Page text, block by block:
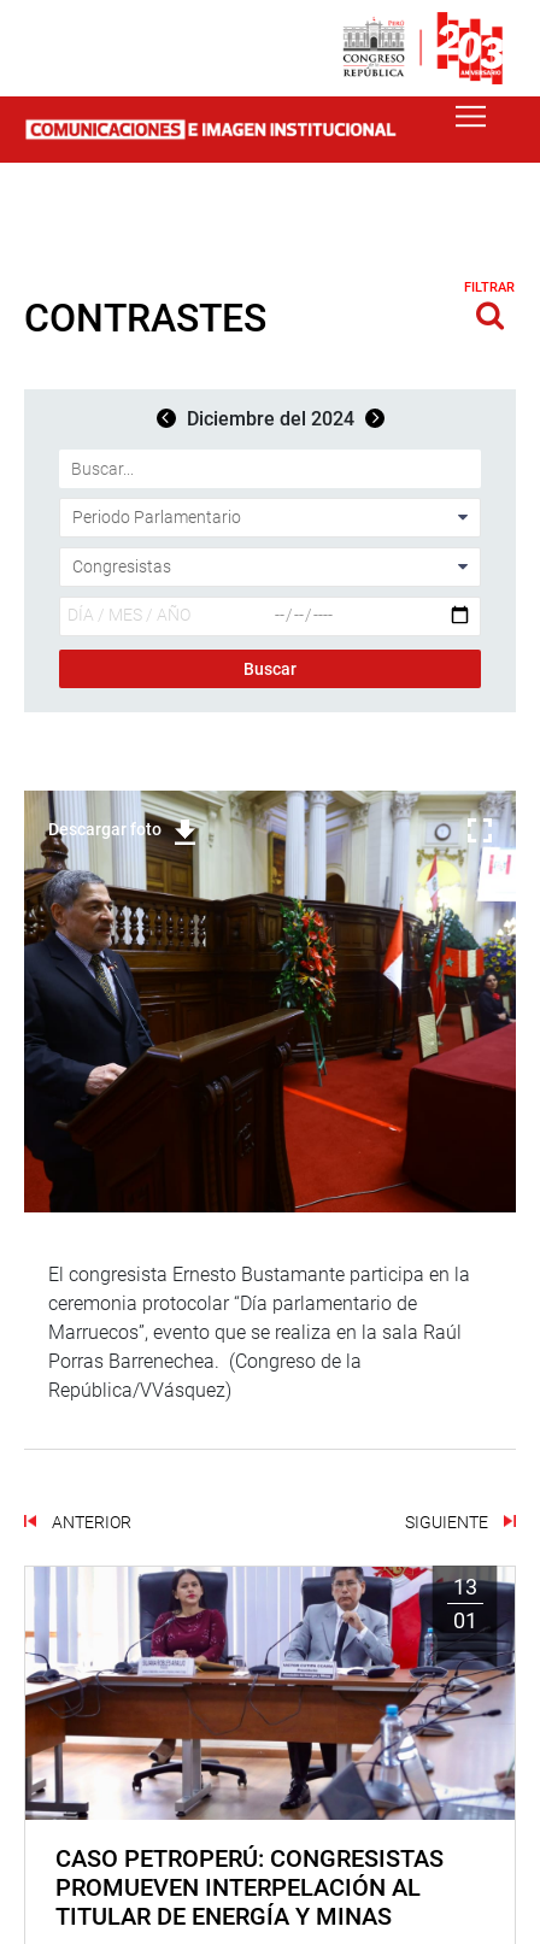
CONTRASTES
FILTRAR
Diciembre del 2024
Descargar foto
El congresista Ernesto Bustamante participa en la
ceremonia protocolar “Día parlamentario de
Marruecos”, evento que se realiza en la sala Raúl
Porras Barrenechea. (Congreso de la
República/VVásquez)
ANTERIOR SIGUIENTE
13
01
CASO PETROPERÚ: CONGRESISTAS
PROMUEVEN INTERPELACIÓN AL
TITULAR DE ENERGÍA Y MINAS